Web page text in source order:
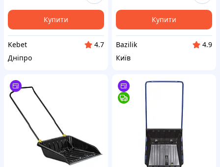
Купити
Kebet
4.7
Дніпро
Купити
Bazilik
4.9
Київ